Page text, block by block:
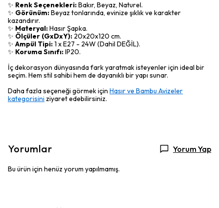
✨ Renk Seçenekleri:Bakır, Beyaz, Naturel.
✨ Görünüm:Beyaz tonlarında, evinize şıklık ve karakter
kazandırır.
✨ Materyal:Hasır Şapka.
✨ Ölçüler (GxDxY): 20x20x120 cm.
✨ Ampül Tipi:1 x E27 - 24W (Dahil DEĞİL).
✨ Koruma Sınıfı:IP20.
İç dekorasyon dünyasında fark yaratmak isteyenler için ideal bir
seçim. Hem stil sahibi hem de dayanıklı bir yapı sunar.
Daha fazla seçeneği görmek için Hasır ve Bambu Avizeler
kategorisini ziyaret edebilirsiniz.
Yorumlar Yorum Yap
Bu ürün için henüz yorum yapılmamış.